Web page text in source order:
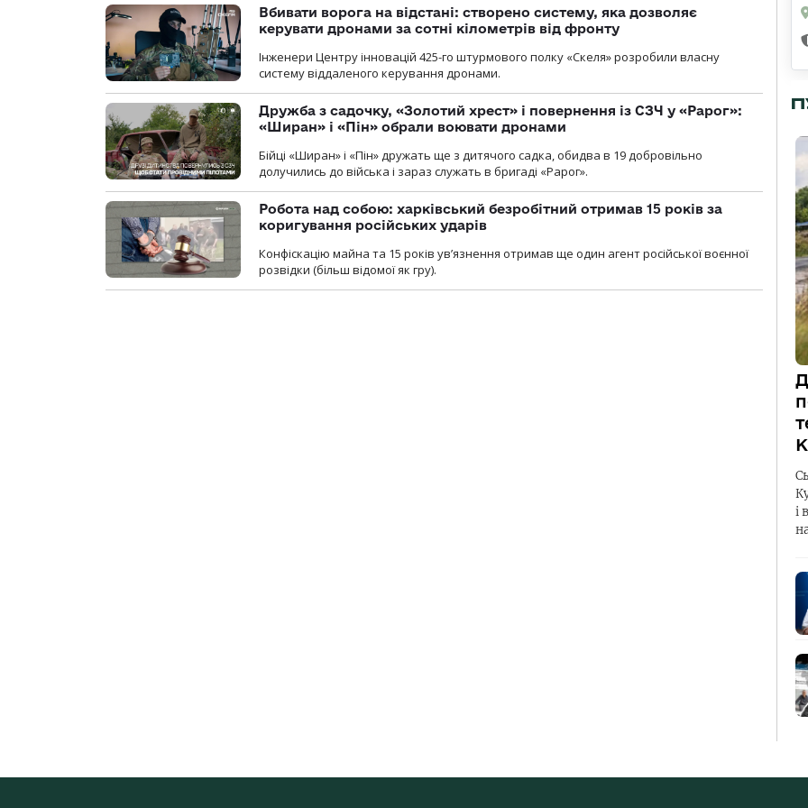
Вбивати ворога на відстані: створено систему, яка дозволяє
керувати дронами за сотні кілометрів від фронту
Інженери Центру інновацій 425-го штурмового полку «Скеля» розробили власну
систему віддаленого керування дронами.
Дружба з садочку, «Золотий хрест» і повернення із СЗЧ у «Рарог»:
«Ширан» і «Пін» обрали воювати дронами
Бійці «Ширан» і «Пін» дружать ще з дитячого садка, обидва в 19 добровільно
долучились до війська і зараз служать в бригаді «Рарог».
Робота над собою: харківський безробітний отримав 15 років за
коригування російських ударів
Конфіскацію майна та 15 років увʼязнення отримав ще один агент російської воєнної
розвідки (більш відомої як гру).
і